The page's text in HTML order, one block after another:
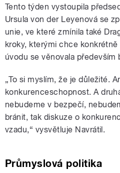
Tento týden vystoupila
Ursula von der Leyenová se
unie, ve které zmínila také
kroky, kterými chce konkrétně
úvodu se věnovala především
„To si myslím, že je důležité.
konkurenceschopnost. A
nebudeme v bezpečí,
bránit, tak diskuze o
vzadu,“ vysvětluje Navrátil.
Průmyslová politika